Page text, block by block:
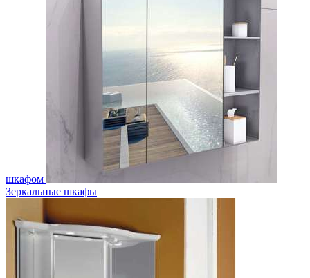
шкафом
Зеркальные шкафы